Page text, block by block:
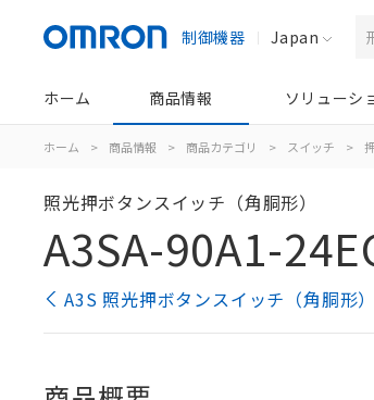
制御機器 Japan
ホーム 商品情報 ソリューシ
ホーム > 商品情報 > 商品カテゴリ > スイッチ >
照光押ボタンスイッチ（角胴形）
A3SA-90A1-
A3S 照光押ボタンスイッチ（角胴形